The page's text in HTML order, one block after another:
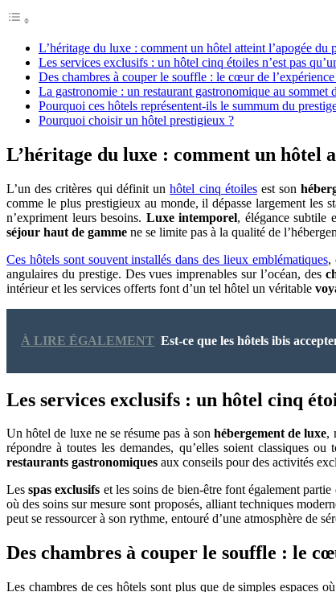
L’héritage du luxe : comment un hôtel atteint l’apogée du
Les services exclusifs : un hôtel cinq étoiles n’est pas
Des chambres à couper le souffle : le cœur de
La gastronomie : un restaurant gastronomique au sommet
Pourquoi ces hôtels représentent-ils le summum du
Pourquoi choisir un hôtel prestigieux ?
L’héritage du luxe : comment un hôtel
L’un des critères qui définit unhôtel cinq étoilesest son
comme le plus prestigieux au monde, il dépasse largement les
n’expriment leurs besoins. Luxe intemporel, élégance subtile
séjour haut de gamme ne se limite pas à la qualité de
Ces hôtels sont souvent installés dans des lieux emblématiques,
angulaires du prestige. Des vues imprenables sur l’océan, des
intérieur et les services offerts font d’un tel hôtel un véritable
À LIRE ÉGALEMENT Est-ce que les hôtels ibis
Les services exclusifs : un hôtel cinq
Un hôtel de luxe ne se résume pas à son hébergement de luxe,
répondre à toutes les demandes, qu’elles soient classiques
restaurants gastronomiques aux conseils pour des activités
Lesspas exclusifs et les soins de bien-être font également partie
où des soins sur mesure sont proposés, alliant techniques
peut se ressourcer à son rythme, entouré d’une atmosphère de
Des chambres à couper le souffle : le
Les chambres de ces hôtels sont plus que de simples espaces